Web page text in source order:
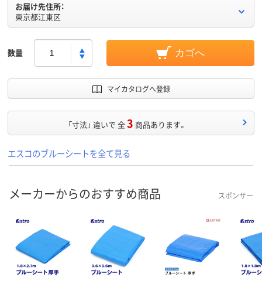
お届け先住所：
東京都江東区
数量 カゴへ
マイカタログへ登録
「寸法」 違いで 全3 商品あります。
エスコのブルーシートを全て見る
メーカーからのおすすめ商品 スポンサー